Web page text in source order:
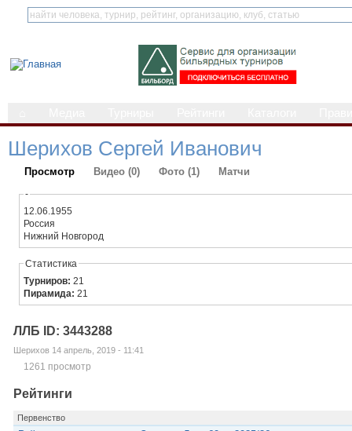
Шерихов Сергей Иванович
Просмотр Видео (0) Фото (1) Матчи
-
12.06.1955
Россия
Нижний Новгород
Статистика
Турниров:21
Пирамида:21
ЛЛБ ID: 3443288
Шерихов 14 апрель, 2019 - 11:41
1261 просмотр
Рейтинги
Первенство